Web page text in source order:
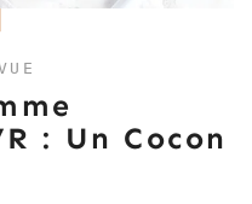
: Un Cocon